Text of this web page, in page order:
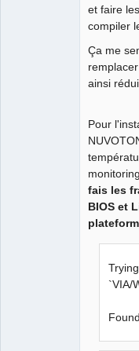
et faire
compiler
Ça me
ainsi
Pour
fais les
BIOS et
`VIA/